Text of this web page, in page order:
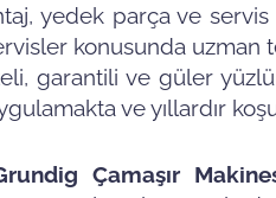
yedek parça ve
konusunda
garantili ve güler
ve yıllardır
Çamaşır